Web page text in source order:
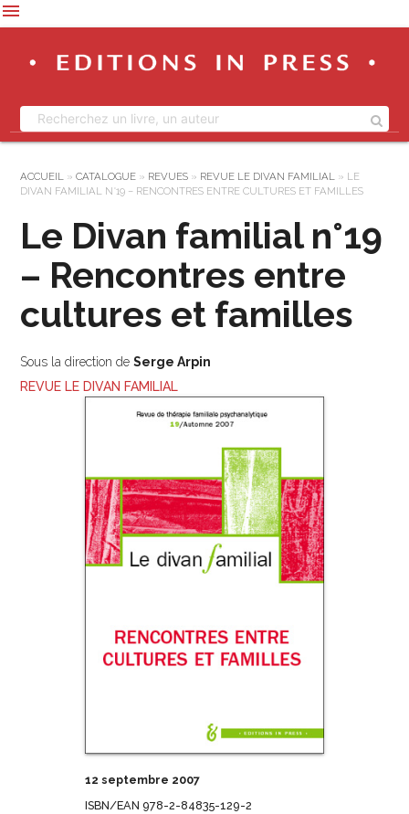
menu
ACCUEIL » CATALOGUE» REVUES» REVUE LE DIVAN FAMILIAL » LE
DIVAN FAMILIAL N°19 – RENCONTRES ENTRE CULTURES ET FAMILLES
Le Divan familial n°19
– Rencontres entre
cultures et familles
Sous la direction de Serge Arpin
REVUE LE DIVAN FAMILIAL
12 septembre 2007
ISBN/EAN 978-2-84835-129-2